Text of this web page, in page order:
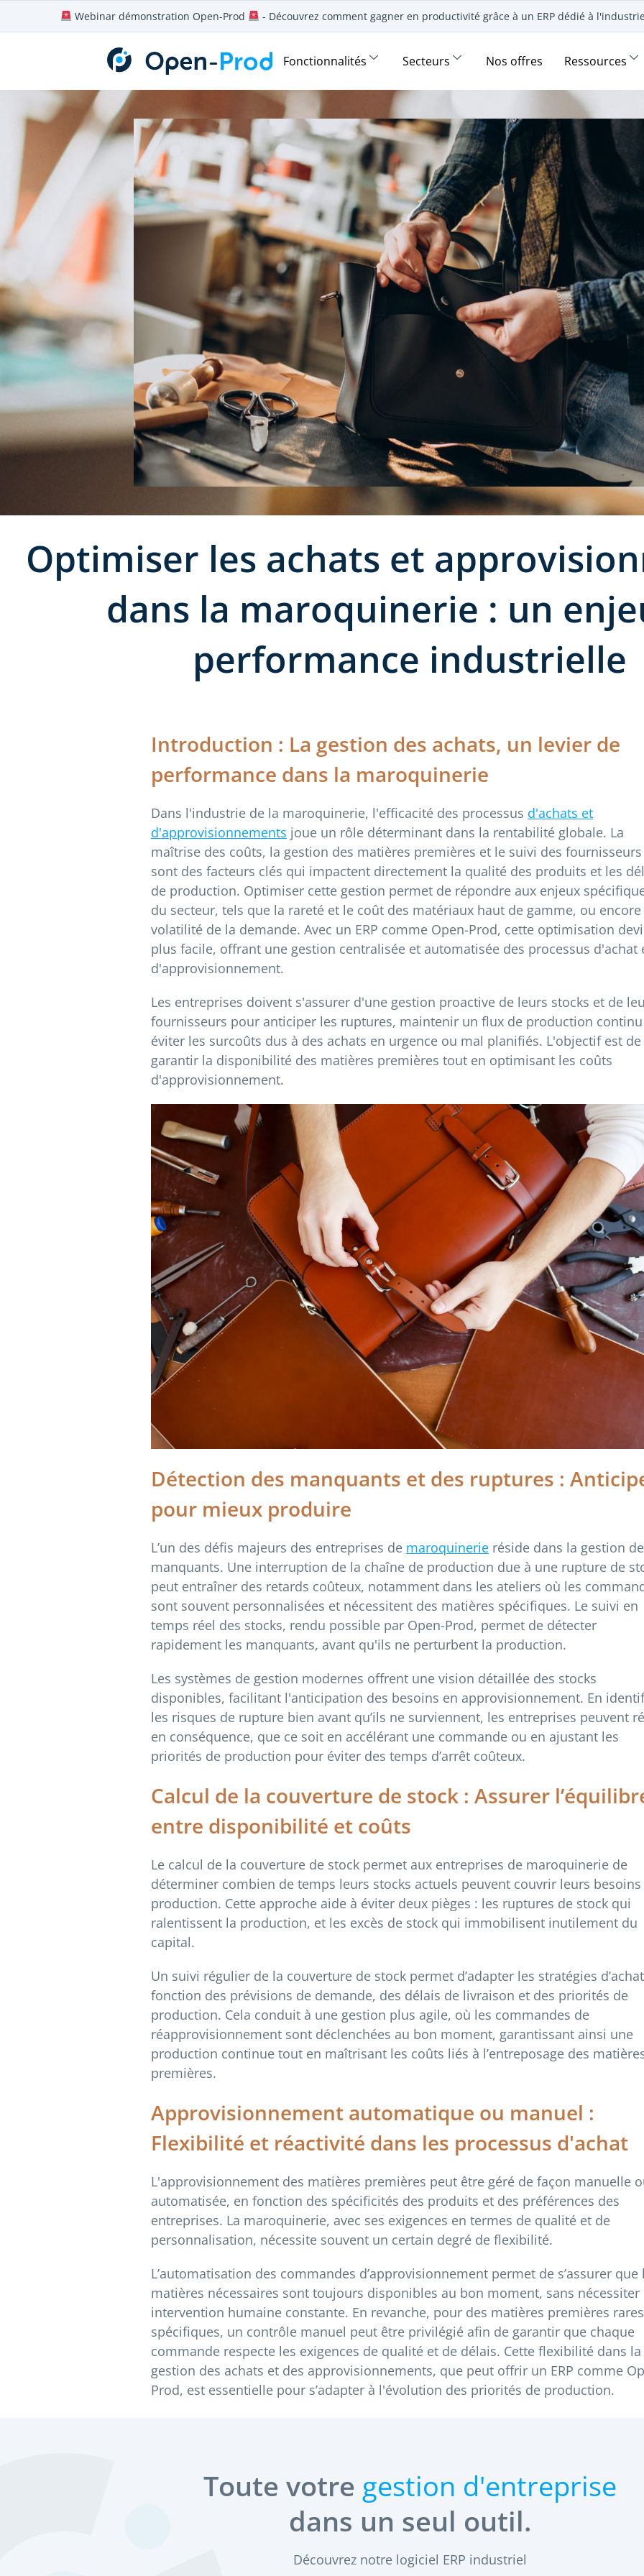
Webinar démonstration Open-Prod - Découvrez comment gagner en productivité grâce à un ERP dédié à
Fonctionnalités Secteurs Nos offres Ressources
Optimiser les achats et
dans la maroquinerie : un
performance industrielle
Introduction : La gestion des achats, un levier de
performance dans la maroquinerie
Dans l'industrie de la maroquinerie, l'efficacité des processus d'achats et
d'approvisionnements joue un rôle déterminant dans la rentabilité globale. La
maîtrise des coûts, la gestion des matières premières et le suivi des fournisseurs
sont des facteurs clés qui impactent directement la qualité des produits et les
de production. Optimiser cette gestion permet de répondre aux enjeux
du secteur, tels que la rareté et le coût des matériaux haut de gamme, ou encore
volatilité de la demande. Avec un ERP comme Open-Prod, cette optimisation
plus facile, offrant une gestion centralisée et automatisée des processus d'achat
d'approvisionnement.
Les entreprises doivent s'assurer d'une gestion proactive de leurs stocks et de
fournisseurs pour anticiper les ruptures, maintenir un flux de production
éviter les surcoûts dus à des achats en urgence ou mal planifiés. L'objectif est de
garantir la disponibilité des matières premières tout en optimisant les coûts
d'approvisionnement.
Détection des manquants et des ruptures :
pour mieux produire
L’un des défis majeurs des entreprises de maroquinerie réside dans la gestion
manquants. Une interruption de la chaîne de production due à une rupture de
peut entraîner des retards coûteux, notamment dans les ateliers où les
sont souvent personnalisées et nécessitent des matières spécifiques. Le suivi en
temps réel des stocks, rendu possible par Open-Prod, permet de détecter
rapidement les manquants, avant qu'ils ne perturbent la production.
Les systèmes de gestion modernes offrent une vision détaillée des stocks
disponibles, facilitant l'anticipation des besoins en approvisionnement. En
les risques de rupture bien avant qu’ils ne surviennent, les entreprises peuvent
en conséquence, que ce soit en accélérant une commande ou en ajustant les
priorités de production pour éviter des temps d’arrêt coûteux.
Calcul de la couverture de stock : Assurer
entre disponibilité et coûts
Le calcul de la couverture de stock permet aux entreprises de maroquinerie de
déterminer combien de temps leurs stocks actuels peuvent couvrir leurs besoins
production. Cette approche aide à éviter deux pièges : les ruptures de stock qui
ralentissent la production, et les excès de stock qui immobilisent inutilement du
capital.
Un suivi régulier de la couverture de stock permet d’adapter les stratégies
fonction des prévisions de demande, des délais de livraison et des priorités de
production. Cela conduit à une gestion plus agile, où les commandes de
réapprovisionnement sont déclenchées au bon moment, garantissant ainsi une
production continue tout en maîtrisant les coûts liés à l’entreposage des
premières.
Approvisionnement automatique ou manuel :
Flexibilité et réactivité dans les processus d'achat
L'approvisionnement des matières premières peut être géré de façon manuelle
automatisée, en fonction des spécificités des produits et des préférences des
entreprises. La maroquinerie, avec ses exigences en termes de qualité et de
personnalisation, nécessite souvent un certain degré de flexibilité.
L’automatisation des commandes d’approvisionnement permet de s’assurer que
matières nécessaires sont toujours disponibles au bon moment, sans nécessiter
intervention humaine constante. En revanche, pour des matières premières
spécifiques, un contrôle manuel peut être privilégié afin de garantir que chaque
commande respecte les exigences de qualité et de délais. Cette flexibilité dans la
gestion des achats et des approvisionnements, que peut offrir un ERP comme
Prod, est essentielle pour s’adapter à l'évolution des priorités de production.
Toute votre gestion d'entreprise
dans un seul outil.
Découvrez notre logiciel ERP industriel